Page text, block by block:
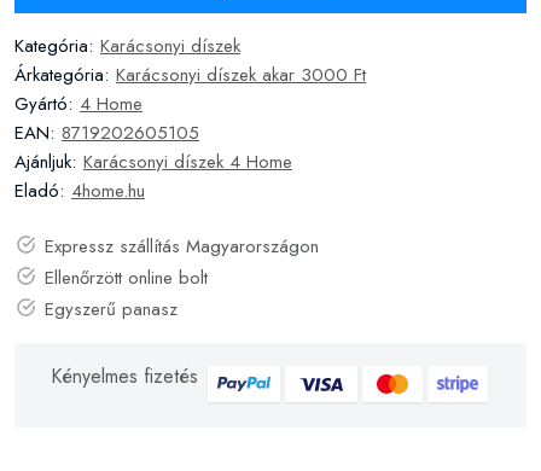
Kategória: Karácsonyi díszek
Árkategória: Karácsonyi díszek akar 3000 Ft
Gyártó: 4 Home
EAN: 8719202605105
Ajánljuk: Karácsonyi díszek 4 Home
Eladó: 4home.hu
Expressz szállítás Magyarországon
Ellenőrzött online bolt
Egyszerű panasz
Kényelmes fizetés